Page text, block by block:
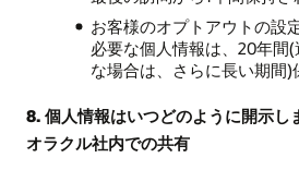
お客様のオプトアウトの設
必要な個人情報は、20年間
な場合は、さらに長い期間)
8. 個人情報はいつどのように開示し
オラクル社内での共有